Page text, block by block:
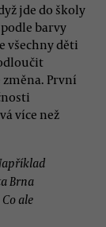
jde do školy
barvy
všechny děti
První
více než
Brna
ale